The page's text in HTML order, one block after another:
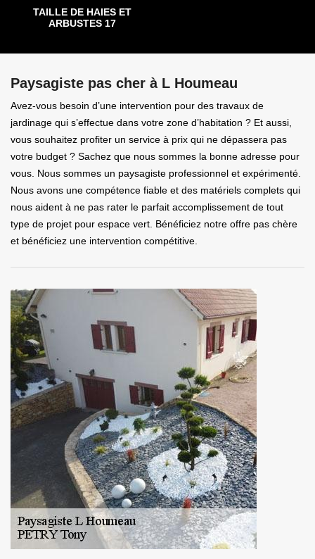
TAILLE DE HAIES ET
ARBUSTES 17
Paysagiste pas cher à L Houmeau
Avez-vous besoin d’une intervention pour des travaux de
jardinage qui s’effectue dans votre zone d’habitation ? Et aussi,
vous souhaitez profiter un service à prix qui ne dépassera pas
votre budget ? Sachez que nous sommes la bonne adresse pour
vous. Nous sommes un paysagiste professionnel et expérimenté.
Nous avons une compétence fiable et des matériels complets qui
nous aident à ne pas rater le parfait accomplissement de tout
type de projet pour espace vert. Bénéficiez notre offre pas chère
et bénéficiez une intervention compétitive.